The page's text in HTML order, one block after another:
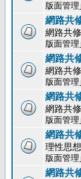
版面管理
網路共
網路共
版面管理
網路共
網路共
版面管理
網路共
網路共
版面管理
網路共
理性思
版面管理
網路共